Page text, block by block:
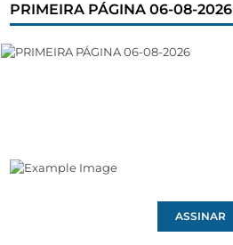
PRIMEIRA PÁGINA 06-08-2026
ASSINAR